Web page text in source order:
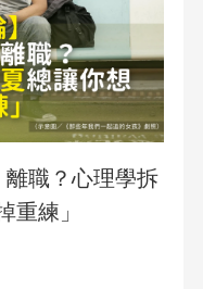
離職？心理學拆
重練」